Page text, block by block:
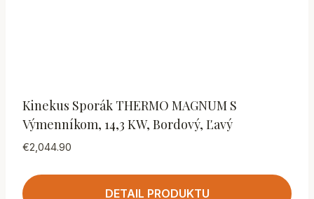
Kinekus Sporák THERMO MAGNUM S
Výmenníkom, 14,3 KW, Bordový, Ľavý
€2,044.90
DETAIL PRODUKTU